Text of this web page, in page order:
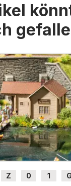
Z 0 1 G